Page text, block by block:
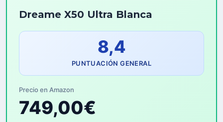
Dreame X50 Ultra Blanca
8,4
PUNTUACIÓN GENERAL
Precio en Amazon
749,00€